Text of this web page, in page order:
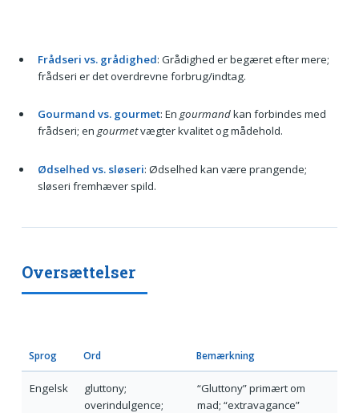
Frådseri vs. grådighed: Grådighed er begæret efter mere;
frådseri er det overdrevne forbrug/indtag.
Gourmand vs. gourmet: En gourmandkan forbindes med
frådseri; en gourmetvægter kvalitet og mådehold.
Ødselhed vs. sløseri: Ødselhed kan være prangende;
sløseri fremhæver spild.
Oversættelser
Sprog Ord Bemærkning
Engelsk
gluttony;
overindulgence;
“Gluttony” primært om
mad; “extravagance”